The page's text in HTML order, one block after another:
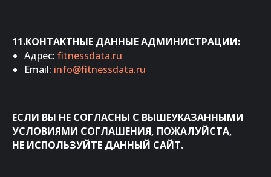
11.КОНТАКТНЫЕ ДАННЫЕ АДМИНИСТРАЦИИ:
Адрес: fitnessdata.ru
Email: info@fitnessdata.ru
ЕСЛИ ВЫ НЕ СОГЛАСНЫ С ВЫШЕУКАЗАННЫМИ
УСЛОВИЯМИ СОГЛАШЕНИЯ, ПОЖАЛУЙСТА,
НЕ ИСПОЛЬЗУЙТЕ ДАННЫЙ САЙТ.